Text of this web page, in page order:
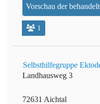
Vorschau der
1
Selbsthilfegruppe
Landhausweg 3
72631 Aichtal